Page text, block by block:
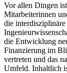
Vor allen Dingen
Mitarbeiterinnen
die
die Entwicklung
Finanzierung im
vertreten und das
Umfeld. Inhaltlich